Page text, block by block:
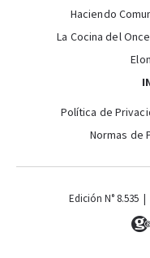
Haciendo
La Cocina del Once
Política de
Normas de
Edición N° 8.535